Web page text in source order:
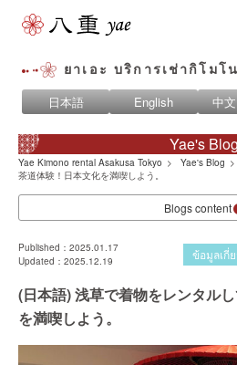
ยาเอะ บริการเช่ากิโมโ
日本語 English 中
Yae's Blog
Yae Kimono rental Asakusa Tokyo Yae's Blog
茶道体験！日本文化を満喫しよう。
Blogs content
Published：2025.01.17
Updated：2025.12.19
ข้อมูลเกี่
(日本語) 浅草で着物をレンタル
を満喫しよう。